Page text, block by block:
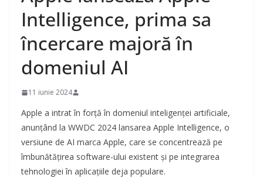
Intelligence, prima sa
încercare majoră în
domeniul AI
11 iunie 2024
Apple a intrat în forță în domeniul inteligenței artificiale,
anunțând la WWDC 2024 lansarea Apple Intelligence, o
versiune de AI marca Apple, care se concentrează pe
îmbunătățirea software-ului existent și pe integrarea
tehnologiei în aplicațiile deja populare.